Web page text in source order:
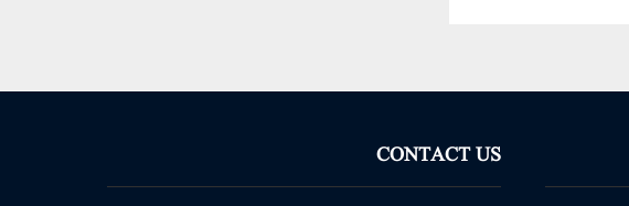
CONTACT US